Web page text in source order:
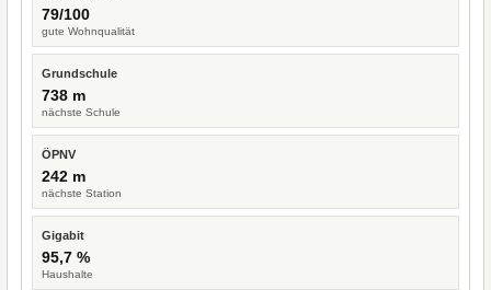
79/100
gute Wohnqualität
Grundschule
738 m
nächste Schule
ÖPNV
242 m
nächste Station
Gigabit
95,7 %
Haushalte